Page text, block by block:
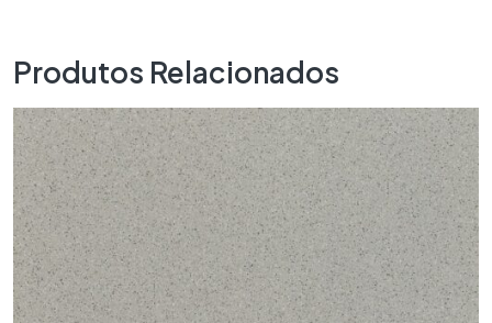
Produtos Relacionados